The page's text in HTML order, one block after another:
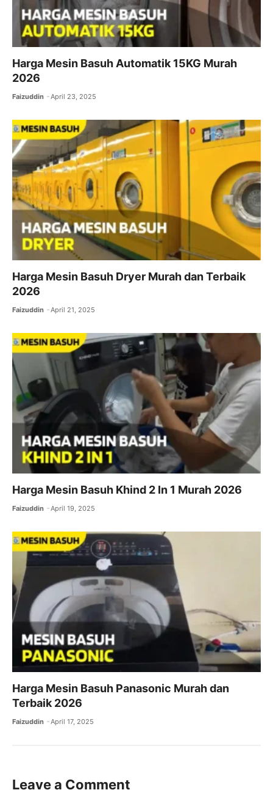
Harga Mesin Basuh Automatik 15KG Murah
2026
Faizuddin April 23, 2025
Harga Mesin Basuh Dryer Murah dan Terbaik
2026
Faizuddin April 21, 2025
Harga Mesin Basuh Khind 2 In 1 Murah 2026
Faizuddin April 19, 2025
Harga Mesin Basuh Panasonic Murah dan
Terbaik 2026​
Faizuddin April 17, 2025
Leave a Comment